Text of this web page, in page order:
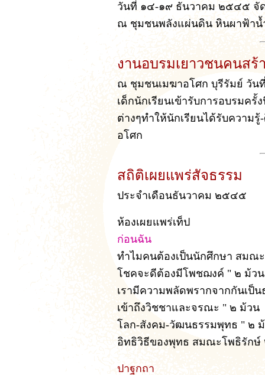
วันที่ ๑๔-๑๙ ธันวาคม ๒๕๔๕ จั
ณ ชุมชนพลังแผ่นดิน หินผาฟ้าน้
งานอบรมเยาวชนคนสร้
ณ ชุมชนเมฆาอโศก บุรีรัมย์ วั
เด็กนักเรียนเข้ารับการอบรมค
ต่างๆทำให้นักเรียนได้รับความ
อโศก
สถิติเผยแพร่สัจธรรม
ประจำเดือนธันวาคม ๒๕๔๕
ห้องเผยแพร่เท็ป
ก่อนฉัน
ทำไมคนต้องเป็นนักศึกษา สมณ
โชคจะดีต้องมีโพชฌงค์ " ๒ ม้วน
เรามีความพลัดพรากจากกันเป็
เข้าถึงวิชชาและจรณะ " ๒ ม้วน
โลก-สังคม-วัฒนธรรมพุทธ " ๒
อิทธิวิธีของพุทธ สมณะโพธิรักษ์
ปาฐกถา